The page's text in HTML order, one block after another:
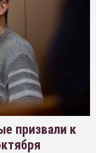
призвали к